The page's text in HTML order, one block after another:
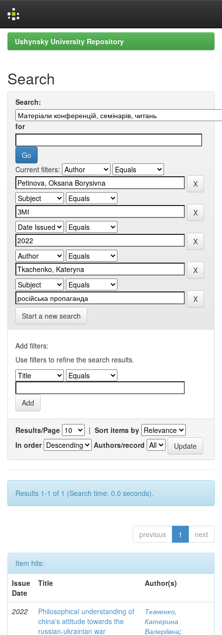
Skip
navigation
Ushynsky University Repository
Search
Search:
for
Current filters:
Start a new search
Add filters:
Use filters to refine the search results.
Results/Page | Sort items by
In order
Authors/record
Results 1-1 of 1 (Search time: 0.0 seconds).
previous 1 next
Item hits:
Issue
Date
Title Author(s)
2022
Philosophical understanding of
china's attitude towards the
russian-ukrainian war
Ткаченко,
Катерина
Валеріївна;